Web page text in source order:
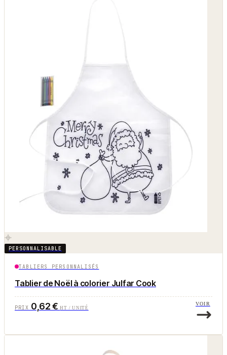
PERSONNALISABLE
TABLIERS PERSONNALISÉS
Tablier de Noël à colorier Julfar Cook
PRIX 0,62 €HT / UNITÉ
VOIR